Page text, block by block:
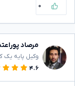
۰
مرصاد
وکیل پایه یک
۴.۶